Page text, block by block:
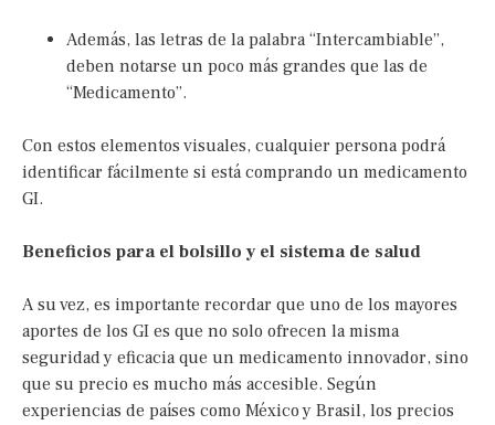
Además, las letras de la palabra “Intercambiable”,
deben notarse un poco más grandes que las de
“Medicamento”.
Con estos elementos visuales, cualquier persona podrá
identificar fácilmente si está comprando un medicamento
GI.
Beneficios para el bolsillo y el sistema de salud
A su vez, es importante recordar que uno de los mayores
aportes de los GI es que no solo ofrecen la misma
seguridad y eficacia que un medicamento innovador, sino
que su precio es mucho más accesible. Según
experiencias de países como México y Brasil, los precios